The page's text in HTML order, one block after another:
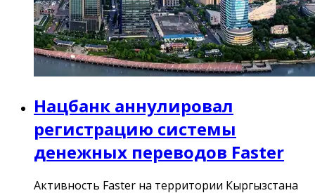
Нацбанк аннулировал
регистрацию системы
денежных переводов Faster
Активность Faster на территории Кыргызстана